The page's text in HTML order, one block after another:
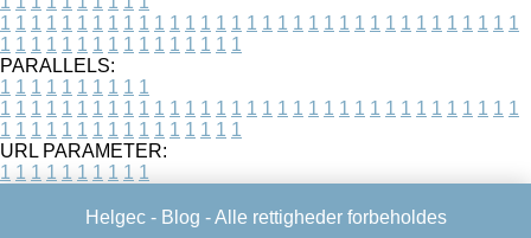
1 1 1 1 1 1 1 1 1 1 1 1 1 1 1 1 1 1 1 1 1 1 1 1 1 1 1 1 1 1 1 1 1 1
1 1 1 1 1 1 1 1 1 1 1 1 1 1 1 1
PARALLELS:
1 1 1 1 1 1 1 1 1 1
1 1 1 1 1 1 1 1 1 1 1 1 1 1 1 1 1 1 1 1 1 1 1 1 1 1 1 1 1 1 1 1 1 1
1 1 1 1 1 1 1 1 1 1 1 1 1 1 1 1
URL PARAMETER:
1 1 1 1 1 1 1 1 1 1
Helgec - Blog - Alle rettigheder forbeholdes